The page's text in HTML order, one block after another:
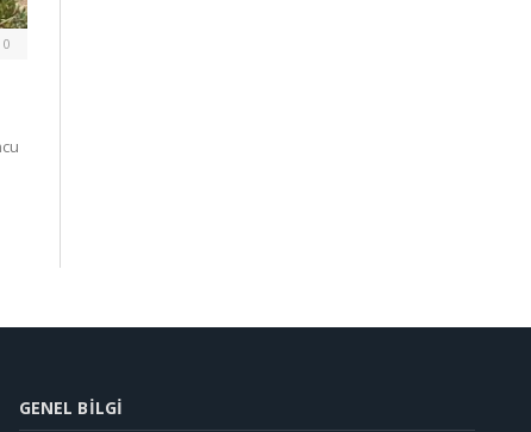
0
GENEL BILGI